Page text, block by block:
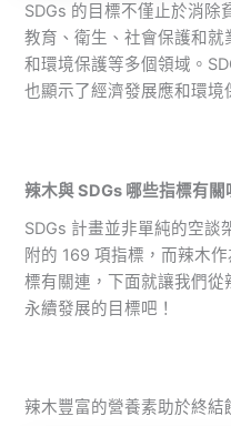
SDGs 的目標不僅止於消除
教育、衛生、社會保護和
和環境保護等多個領域。
也顯示了經濟發展應和環境
辣木與 SDGs 哪些指標有關
SDGs 計畫並非單純的空談
附的 169 項指標，而辣木
標有關連，下面就讓我們從
永續發展的目標吧！
辣木豐富的營養素助於終結